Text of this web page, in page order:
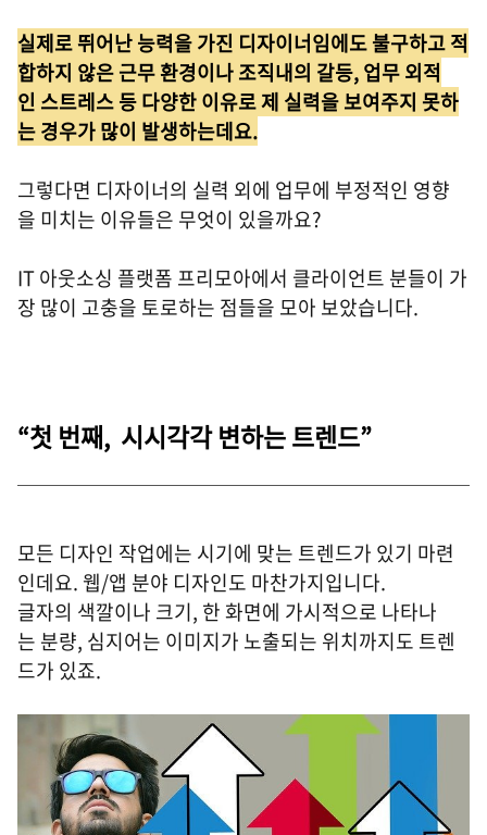
실제로 뛰어난 능력을 가진 디자이너임에도 불구하고 적
합하지 않은 근무 환경이나 조직내의 갈등, 업무 외적
인 스트레스 등 다양한 이유로 제 실력을 보여주지 못하
는 경우가 많이 발생하는데요.
그렇다면 디자이너의 실력 외에 업무에 부정적인 영향
을 미치는 이유들은 무엇이 있을까요?
IT 아웃소싱 플랫폼 프리모아에서 클라이언트 분들이 가
장 많이 고충을 토로하는 점들을 모아 보았습니다.
“첫 번째, 시시각각 변하는 트렌드”
모든 디자인 작업에는 시기에 맞는 트렌드가 있기 마련
인데요. 웹/앱 분야 디자인도 마찬가지입니다.
글자의 색깔이나 크기, 한 화면에 가시적으로 나타나
는 분량, 심지어는 이미지가 노출되는 위치까지도 트렌
드가 있죠.